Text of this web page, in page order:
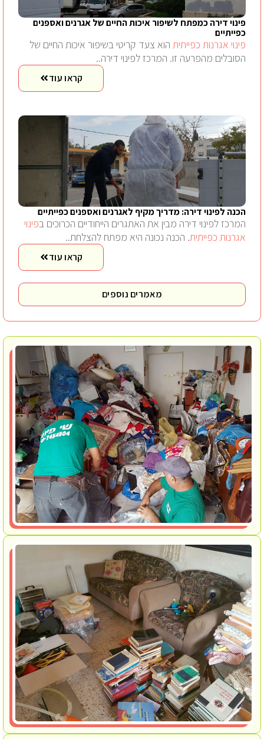
פינוי דירה כמפתח לשיפור איכות החיים של אגרנים ואספנים
כפייתיים
פינוי אגרנות כפייתית הוא צעד קריטי בשיפור איכות החיים של
הסובלים מהפרעה זו. המרכז לפינוי דירה..
קראו עוד
הכנה לפינוי דירה: מדריך מקיף לאגרנים ואספנים כפייתיים
המרכז לפינוי דירה מבין את האתגרים הייחודיים הכרוכים בפינוי
אגרנות כפייתית. הכנה נכונה היא מפתח להצלחת..
קראו עוד
מאמרים נוספים